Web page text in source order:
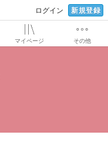
ログイン 新規登録
マイページ その他